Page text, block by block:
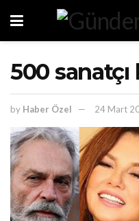
500 sanatçı
by Haber Özel 24 Mart